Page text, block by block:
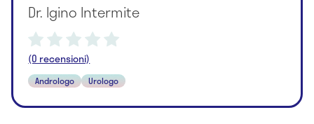
Dr. Igino Intermite
(0 recensioni)
Andrologo Urologo